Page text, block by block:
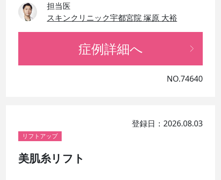
担当医
スキンクリニック宇都宮院 塚原 大裕
症例詳細へ
NO.74640
登録日：2026.08.03
リフトアップ
美肌糸リフト